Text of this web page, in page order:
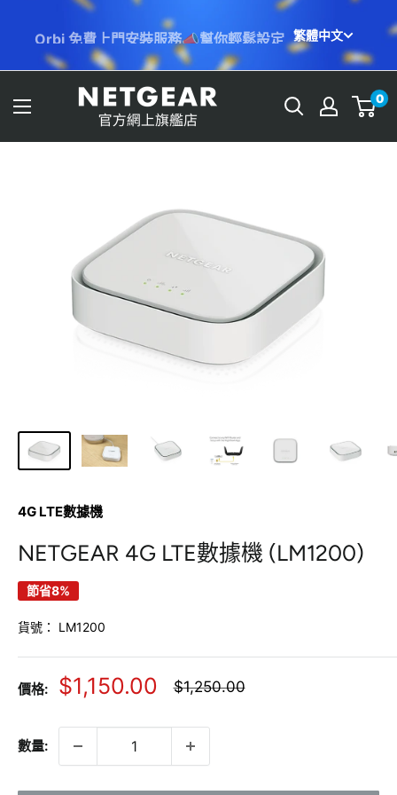
Orbi 免費上門安裝服務📣幫你輕鬆設定 繁體中文
NETGEAR
Store
(HK)
0
4G LTE數據機
NETGEAR 4G LTE數據機 (LM1200)
節省8%
貨號： LM1200
價格:
銷
價
格
$1,150.00
正
格
$1,250.00
數量: